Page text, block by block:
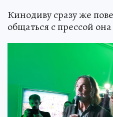
Кинодиву сразу же
общаться с прессой